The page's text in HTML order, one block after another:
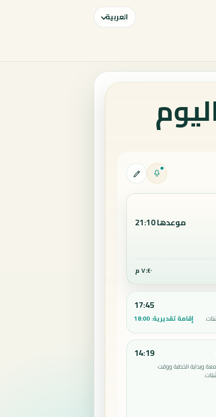
العربية
موعدها 21:10
٧:٤٠ م
17:45
إقامة تقديرية:18:00
وبداية الخطبة ووقت
14:19